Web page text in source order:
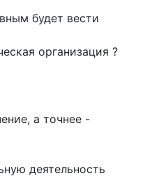
будет вести
организация ?
а точнее -
деятельность